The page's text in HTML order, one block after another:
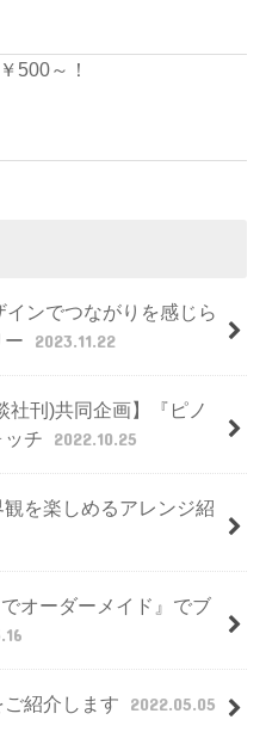
500～！
ンでつながりを感じら
ー
2023.11.22
社刊)共同企画】『ピノ
チ
2022.10.25
を楽しめるアレンジ紹
オーダーメイド』でブ
紹介します 2022.05.05